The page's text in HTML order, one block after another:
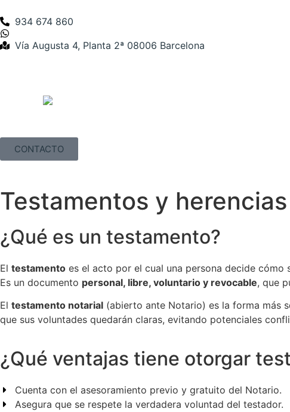
934 674 860
Vía Augusta 4, Planta 2ª 08006 Barcelona
CONTACTO
Testamentos y herencias
¿Qué es un testamento?
El testamento es el acto por el cual una persona decide
Es un documento personal, libre, voluntario y revocable, que
El testamento notarial (abierto ante Notario) es la forma más
que sus voluntades quedarán claras, evitando potenciales
¿Qué ventajas tiene otorgar
Cuenta con el asesoramiento previo y gratuito del Notario.
Asegura que se respete la verdadera voluntad del testador.